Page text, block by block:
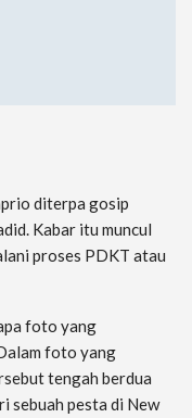
diterpa gosip
Kabar itu muncul
proses PDKT atau
foto yang
foto yang
tengah berdua
sebuah pesta di New